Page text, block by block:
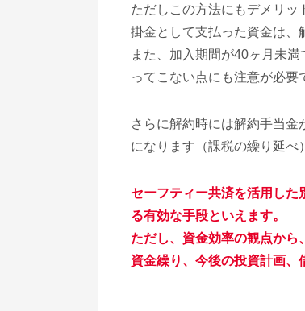
ただしこの方法にもデメリッ
掛金として支払った資金は、
また、加入期間が40ヶ月未
ってこない点にも注意が必要
さらに解約時には解約手当
になります（課税の繰り延べ
セーフティー共済を活用し
る有効な手段といえます。
ただし、資金効率の観点から
資金繰り、今後の投資計画、